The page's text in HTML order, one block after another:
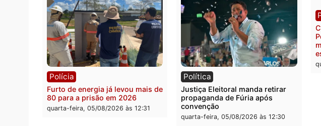
Polícia
O dinheiro do crime: PF
Brasil
Confronto durante operação
termina com foragido baleado e